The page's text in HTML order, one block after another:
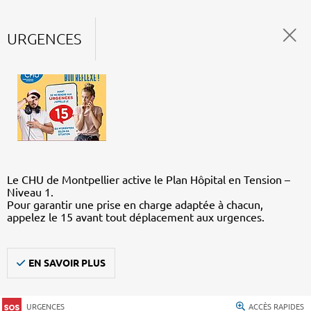
URGENCES
Le CHU de Montpellier active le Plan Hôpital en Tension –
Niveau 1.
Pour garantir une prise en charge adaptée à chacun,
appelez le 15 avant tout déplacement aux urgences.
EN SAVOIR PLUS
URGENCES ACCÈS RAPIDES